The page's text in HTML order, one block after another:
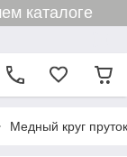
каталоге
Медный круг